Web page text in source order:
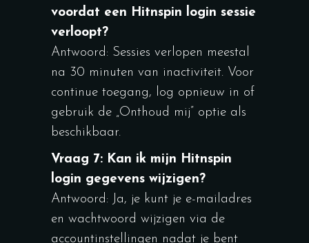
voordat een Hitnspin login sessie
verloopt?
Antwoord: Sessies verlopen meestal
na 30 minuten van inactiviteit. Voor
continue toegang, log opnieuw in of
gebruik de „Onthoud mij” optie als
beschikbaar.
Vraag 7: Kan ik mijn Hitnspin
login gegevens wijzigen?
Antwoord: Ja, je kunt je e-mailadres
en wachtwoord wijzigen via de
accountinstellingen nadat je bent